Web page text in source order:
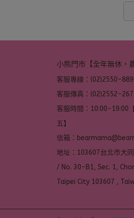
小熊門市【全年無休，
客服專線：(02)2550-
客服傳真：(02)2552-
客服時間：10:00-19:00
五】
信箱：
地址：103607台北市大
/ No. 30-B1, Sec. 1,
Taipei City 103607 ,